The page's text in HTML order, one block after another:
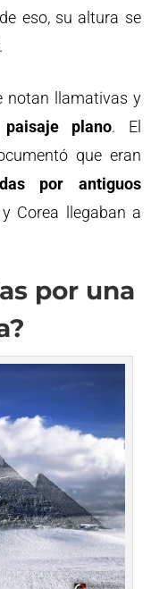
eso, su altura se
.
notan llamativas y
plano. El
que eran
por antiguos
Corea llegaban a
por una